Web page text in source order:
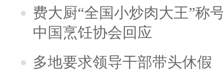
费大厨“全国小炒肉大王”称
中国烹饪协会回应
多地要求领导干部带头休假